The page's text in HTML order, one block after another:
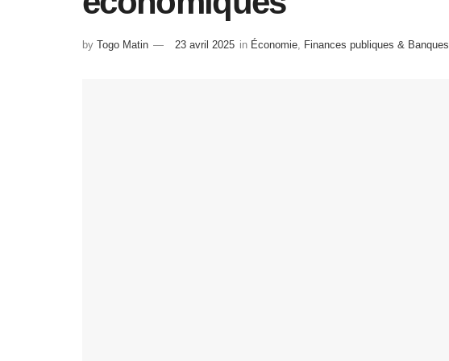
by Togo Matin 23 avril 2025 in Économie Finances publiques & Banques